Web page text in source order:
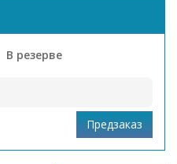
В резерве